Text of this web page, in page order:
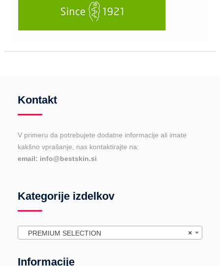
Kontakt
V primeru da potrebujete dodatne informacije ali imate
kakšno vprašanje, nas kontaktirajte na:
email: info@bestskin.si
Kategorije izdelkov
×
PREMIUM SELECTION
Informacije